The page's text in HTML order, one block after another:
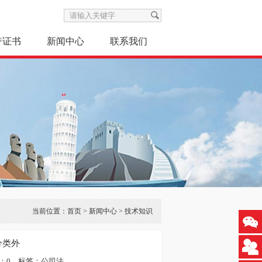
证书 新闻中心 联系我们
当前位置： 首页 > 新闻中心 > 技术知识
类外